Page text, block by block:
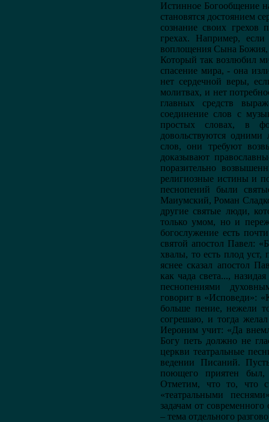
Истинное Богообщение
становятся достоянием
сознание своих грехов
грехах. Например,
воплощения Сына Божия,
Который так возлюбил
спасение мира, - она
нет сердечной веры,
молитвах, и нет
главных средств
соединение слов с
простых словах, в
довольствуются
слов, они требуют
доказывают
поразительно
религиозные истины и
песнопений были
Маиумский, Роман
другие святые люди,
только умом, но и
богослужение есть
святой апостол Павел:
хвалы, то есть плод
яснее сказал апостол
как чада света...,
песнопениями
говорит в «Исповеди»:
больше пение, нежели
согрешаю, и тогда
Иероним учит: «Да
Богу петь должно не
церкви театральные
ведении Писаний.
поющего приятен
Отметим, что то, что
«театральными
задачам от современного
– тема отдельного